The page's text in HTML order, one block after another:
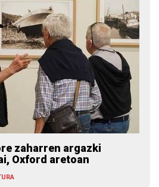
zaharren argazki
Oxford aretoan